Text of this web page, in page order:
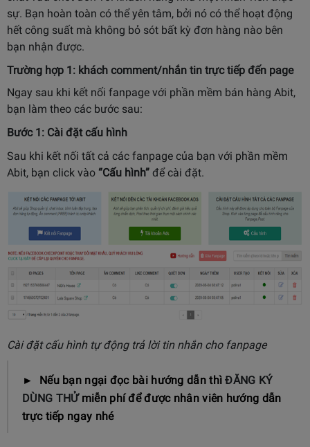
sự. Bạn hoàn toàn có thể yên tâm, bởi nó có thể hoạt động
hết công suất mà không bỏ sót bất kỳ đơn hàng nào bên
bạn nhận được.
Trường hợp 1: khách comment/nhắn tin trực tiếp đến page
Ngay sau khi kết nối fanpage với phần mềm bán hàng Abit,
bạn làm theo các bước sau:
Bước 1: Cài đặt cấu hình
Sau khi kết nối tất cả các fanpage của bạn với phần mềm
Abit, bạn click vào “Cấu hình” để cài đặt.
Cài đặt cấu hình tự động trả lời tin nhắn cho fanpage
► Nếu bạn ngại đọc bài hướng dẫn thìĐĂNG KÝ
DÙNG THỬmiễn phí để được nhân viên hướng dẫn
trực tiếp ngay nhé